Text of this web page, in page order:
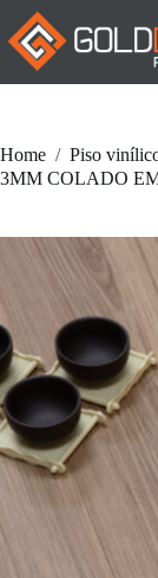
Pular
para
conteúdo
Home / Piso
3MM COLADO